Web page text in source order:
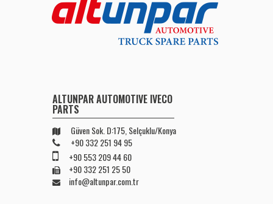
ALTUNPAR AUTOMOTIVE IVECO
PARTS
Güven Sok. D:175, Selçuklu/Konya
+90 332 251 94 95
+90 553 209 44 60
+90 332 251 25 50
info@altunpar.com.tr